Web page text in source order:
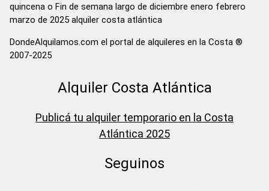
quincena o Fin de semana largo de diciembre enero febrero
marzo de 2025 alquiler costa atlántica
DondeAlquilamos.com el portal de alquileres en la Costa ®
2007-2025
Alquiler Costa Atlántica
Publicá tu alquiler temporario en la Costa
Atlántica 2025
Seguinos